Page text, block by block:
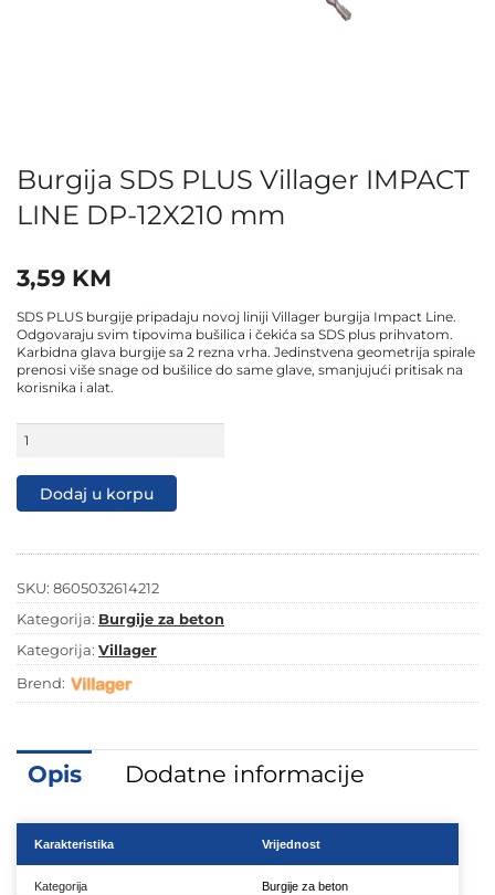
Burgija SDS PLUS Villager IMPACT
LINE DP-12X210 mm
3,59 KM
SDS PLUS burgije pripadaju novoj liniji Villager burgija Impact Line.
Odgovaraju svim tipovima bušilica i čekića sa SDS plus prihvatom.
Karbidna glava burgije sa 2 rezna vrha. Jedinstvena geometrija spirale
prenosi više snage od bušilice do same glave, smanjujući pritisak na
korisnika i alat.
SDS
Villager
IMPACT
12X210
količina
Dodaj u korpu
SKU: 8605032614212
Kategorija: Burgije za beton
Kategorija: Villager
Brend:
Opis Dodatne informacije
Karakteristika Vrijednost
Kategorija Burgije za beton